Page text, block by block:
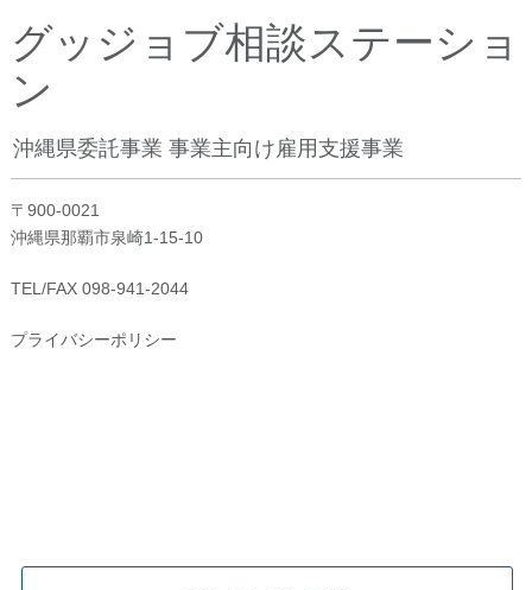
グッジョブ相談ステーショ
ン
沖縄県委託事業 事業主向け雇用支援事業
〒900-0021
沖縄県那覇市泉崎1-15-10
TEL/FAX 098-941-2044
プライバシーポリシー